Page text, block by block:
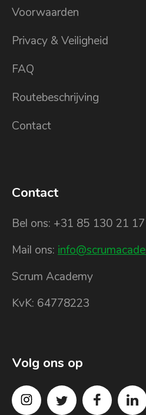
Voorwaarden
Privacy & Veiligheid
FAQ
Routebeschrijving
Contact
Contact
Bel ons: +31 85 130 21 17
Mail ons:
Scrum Academy
KvK: 64778223
Volg ons op